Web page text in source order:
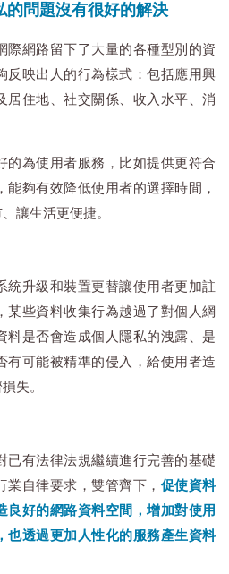
的問題沒有很好的解決
際網路留下了大量的各種型別的資
反映出人的行為樣式：包括應用興
居住地、社交關係、收入水平、消
的為使用者服務，比如提供更符合
夠有效降低使用者的選擇時間，
讓生活更便捷。
統升級和裝置更替讓使用者更加註
某些資料收集行為越過了對個人網
料是否會造成個人隱私的洩露、是
有可能被精準的侵入，給使用者造
失。
已有法律法規繼續進行完善的基礎
自律要求，雙管齊下， 促使資料
良好的網路資料空間，增加對使用
也透過更加人性化的服務產生資料